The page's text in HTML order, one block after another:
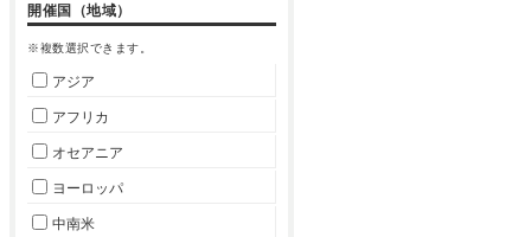
開催国（地域）
※複数選択できます。
アジア
アフリカ
オセアニア
ヨーロッパ
中南米